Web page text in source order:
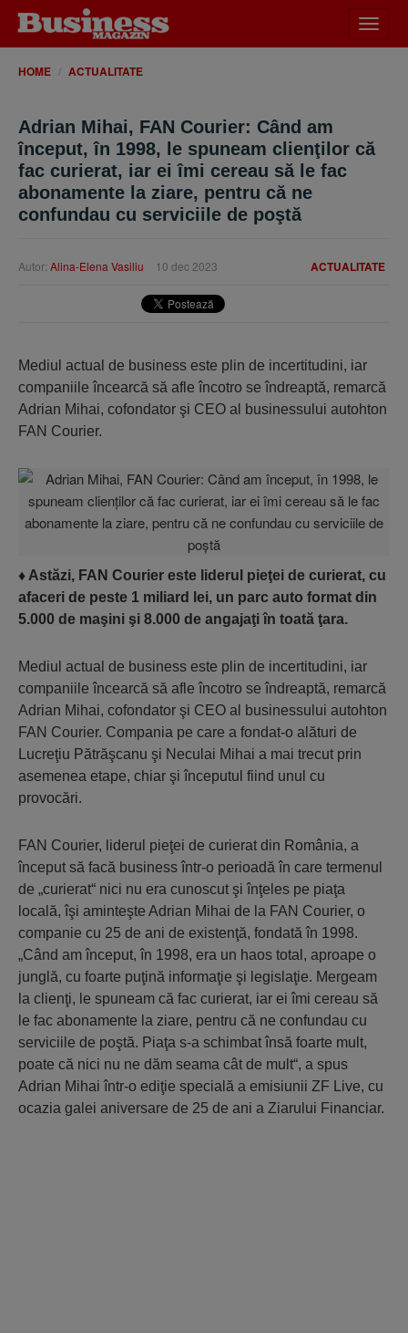
meniu
HOME ACTUALITATE
Adrian Mihai, FAN Courier: Când am
început, în 1998, le spuneam clienţilor că
fac curierat, iar ei îmi cereau să le fac
abonamente la ziare, pentru că ne
confundau cu serviciile de poştă
ACTUALITATE
Autor: Alina-Elena Vasiliu 10 dec 2023
Mediul actual de business este plin de incertitudini, iar
companiile încearcă să afle încotro se îndreaptă, remarcă
Adrian Mihai, cofondator şi CEO al businessului autohton
FAN Courier.
♦ Astăzi, FAN Courier este liderul pieţei de curierat, cu
afaceri de peste 1 miliard lei, un parc auto format din
5.000 de maşini şi 8.000 de angajaţi în toată ţara.
Mediul actual de business este plin de incertitudini, iar
companiile încearcă să afle încotro se îndreaptă, remarcă
Adrian Mihai, cofondator şi CEO al businessului autohton
FAN Courier. Compania pe care a fondat-o alături de
Lucreţiu Pătrăşcanu şi Neculai Mihai a mai trecut prin
asemenea etape, chiar şi începutul fiind unul cu
provocări.
FAN Courier, liderul pieţei de curierat din România, a
început să facă business într-o perioadă în care termenul
de „curierat“ nici nu era cunoscut şi înţeles pe piaţa
locală, îşi aminteşte Adrian Mihai de la FAN Courier, o
companie cu 25 de ani de existenţă, fondată în 1998.
„Când am început, în 1998, era un haos total, aproape o
junglă, cu foarte puţină in­for­maţie şi legislaţie. Mer­geam
la clienţi, le spuneam că fac curie­rat, iar ei îmi cereau să
le fac abo­namente la ziare, pentru că ne confun­dau cu
ser­viciile de poştă. Piaţa s-a schimbat însă foarte mult,
poate că nici nu ne dăm seama cât de mult“, a spus
Adrian Mihai într-o ediţie spe­cia­lă a emisiunii ZF Live, cu
ocazia ga­lei aniversare de 25 de ani a Ziarului Financiar.